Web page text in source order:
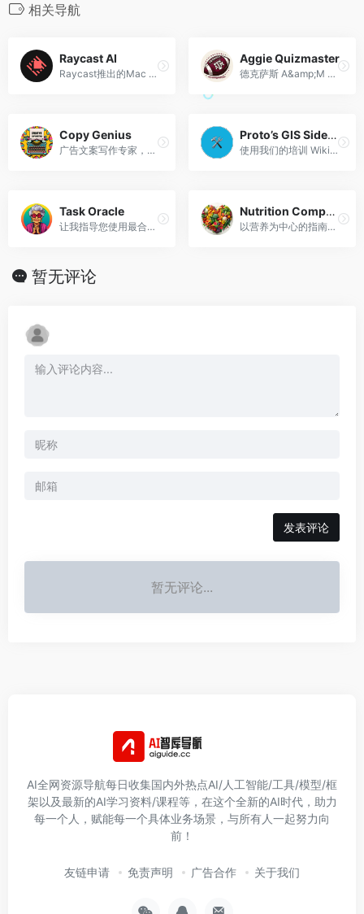
相关导航
Raycast AI
Raycast推出的Mac AI助手，智能写作、编程、回答问题等
Aggie Quizmaster
德克萨斯 A&amp;M 足球问答机器人，带有全国冠军头衔。
Copy Genius
广告文案写作专家，需要 8 个步骤的公式。
Proto’s GIS Sidekick
使用我们的培训 Wiki 学习 GIS 时您的助手
Task Oracle
让我指导您使用最合适的人工智能工具来像浩克一样粉碎您的待办事项清单。
Nutrition Companion by AiMania.one
以营养为中心的指南，提供个性化的饮食建议、膳食计划和烹饪技巧。
暂无评论
发表评论
暂无评论...
AI全网资源导航每日收集国内外热点AI/人工智能/工具/模型/框
架以及最新的AI学习资料/课程等，在这个全新的AI时代，助力
每一个人，赋能每一个具体业务场景，与所有人一起努力向
前！
友链申请 免责声明 广告合作 关于我们